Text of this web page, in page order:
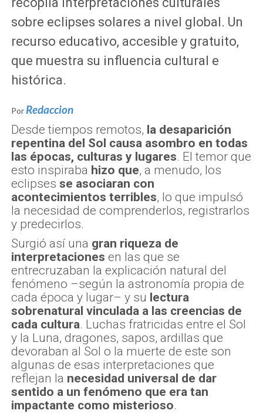
sobre eclipses solares a nivel global. Un
recurso educativo, accesible y gratuito,
que muestra su influencia cultural e
histórica.
Por Redaccion
Desde tiempos remotos, la desaparición
repentina del Sol causa asombro en todas
las épocas, culturas y lugares. El temor que
esto inspiraba hizo que, a menudo, los
eclipses se asociaran con
acontecimientos terribles, lo que impulsó
la necesidad de comprenderlos, registrarlos
y predecirlos.
Surgió así una gran riqueza de
interpretaciones en las que se
entrecruzaban la explicación natural del
fenómeno –según la astronomía propia de
cada época y lugar– y su lectura
sobrenatural vinculada a las creencias de
cada cultura. Luchas fratricidas entre el Sol
y la Luna, dragones, sapos, ardillas que
devoraban al Sol o la muerte de este son
algunas de esas interpretaciones que
reflejan la necesidad universal de dar
sentido a un fenómeno que era tan
impactante como misterioso.